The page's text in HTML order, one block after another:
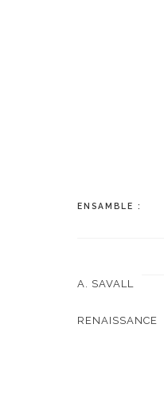
ENSAMBLE :
A. SAVALL
RENAISSANCE